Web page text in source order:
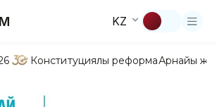
KZ
Конституциялық реформаАрнайы